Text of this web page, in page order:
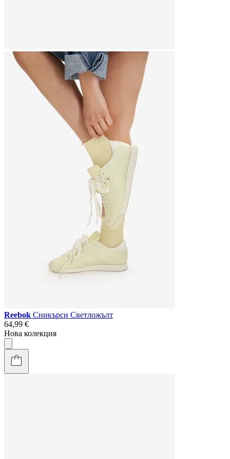
Reebok Сникърси Светложълт
64,99 €
Нова колекция